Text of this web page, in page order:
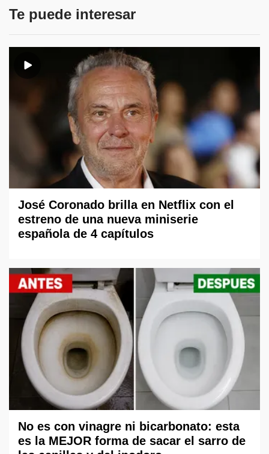
Te puede interesar
José Coronado brilla en Netflix con el
estreno de una nueva miniserie
española de 4 capítulos
No es con vinagre ni bicarbonato: esta
es la MEJOR forma de sacar el sarro de